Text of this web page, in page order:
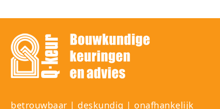
betrouwbaar | deskundig | onafhankelijk